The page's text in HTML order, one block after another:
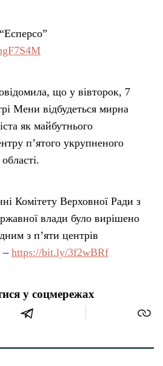
що у вівторок, 7
Мени відбудеться мирна
як майбутнього
п’ятого укрупненого
Комітету Верховної Ради з
влади було вирішено
з п’яти центрів
– https://bit.ly/3f2wBRf
у соцмережах